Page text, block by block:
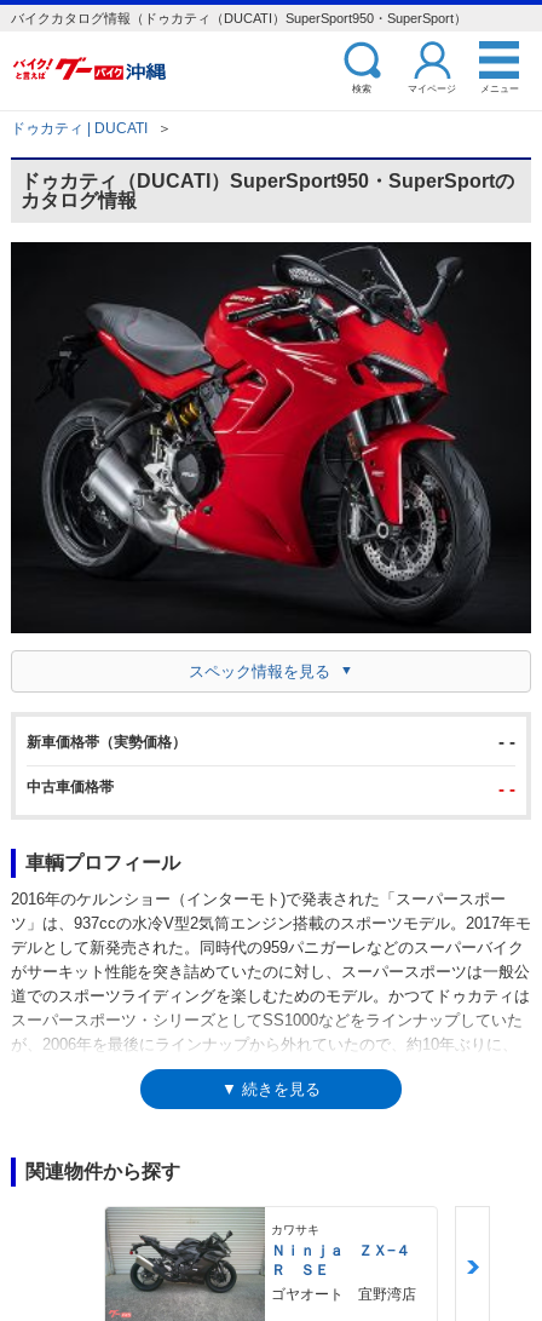
バイクカタログ情報（ドゥカティ（DUCATI）SuperSport950・SuperSport）
検索 マイページ メニュー
ドゥカティ | DUCATI ＞
ドゥカティ（DUCATI）SuperSport950・SuperSportの
カタログ情報
スペック情報を見る
新車価格帯（実勢価格） - -
中古車価格帯 - -
車輌プロフィール
2016年のケルンショー（インターモト)で発表された「スーパースポー
ツ」は、937ccの水冷V型2気筒エンジン搭載のスポーツモデル。2017年モ
デルとして新発売された。同時代の959パニガーレなどのスーパーバイク
がサーキット性能を突き詰めていたのに対し、スーパースポーツは一般公
道でのスポーツライディングを楽しむためのモデル。かつてドゥカティは
スーパースポーツ・シリーズとしてSS1000などをラインナップしていた
が、2006年を最後にラインナップから外れていたので、約10年ぶりに、
スーパーバイクではない「普段乗り」でも快適な、フルカウルのスーパー
スポーツを復活させたことになった。前述したとおり、排気量は937cc
もの。出力特性として、わずか3,000回転/分時に、最大トルク
（96.7Nm）の約80％を発生し、9,000回転/分時でも、同じく約90％を維
持するというフラットトルク設定になっていた。トラクションコントロー
ル、ABSを搭載し、ライディングモードは3種（スポーツ/アーバン/ツー
リング）から選択可能。USBポートも備えていた。2021年モデルでモデ
ルチェンジを受け、欧州の環境規制ユーロ5に準拠するとともに、モデル
名称が「スーパースポーツ950」に変更された。フェアリングのデザイン
▼ 続きを見る
関連物件から探す
カワサキ
Ｎｉｎｊａ ＺＸ−４
Ｒ ＳＥ
ゴヤオート 宜野湾店